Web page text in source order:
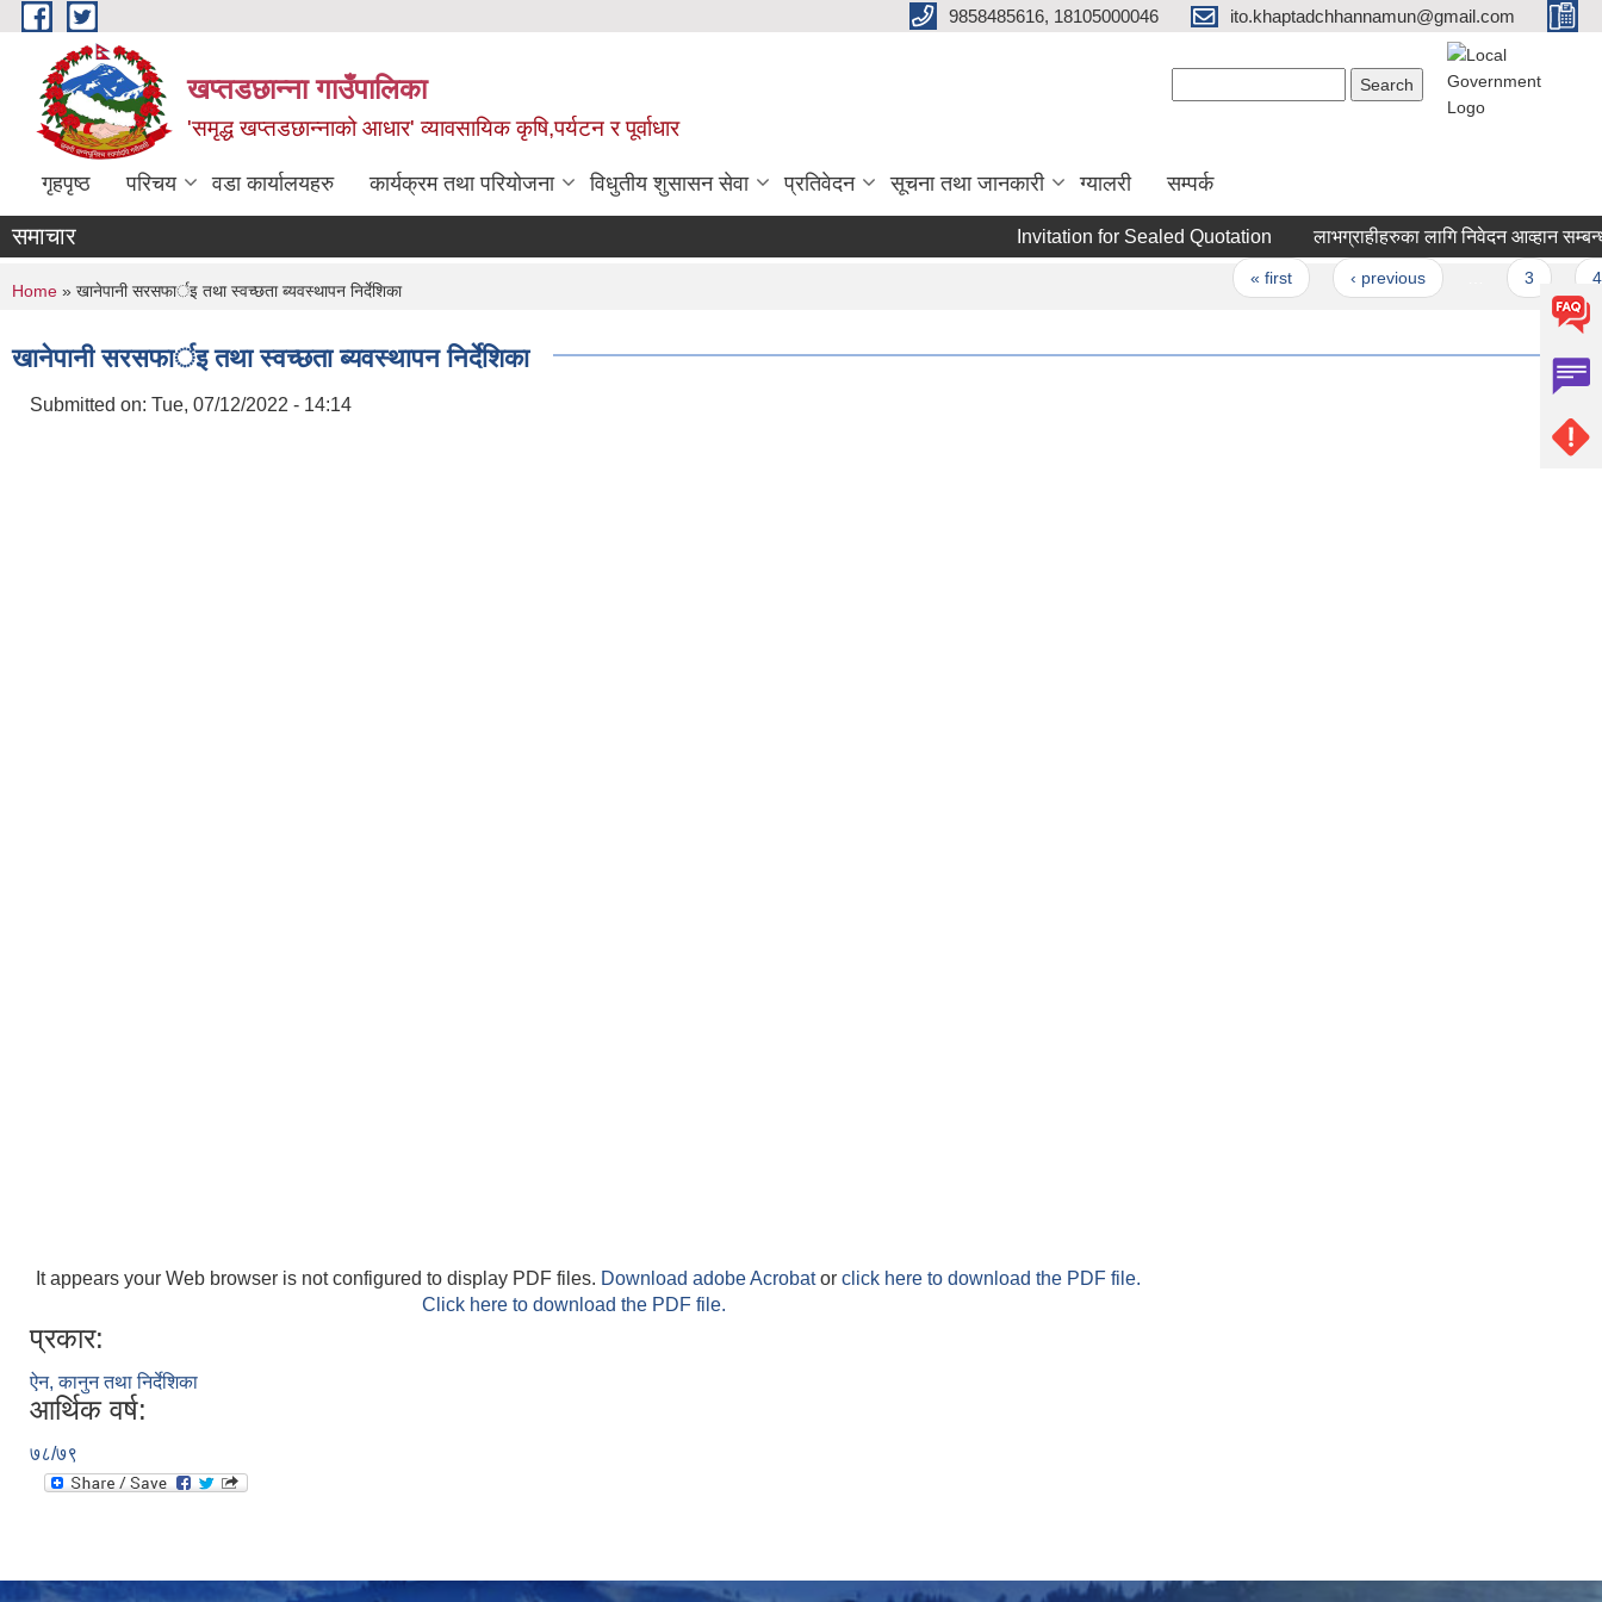
Skip to main content 9858485616, 18105000046 ito.khaptadchhannamun@gmail.com
खप्तडछान्ना गाउँपालिका
'समृद्ध खप्तडछान्नाको आधार' व्यावसायिक कृषि,पर्यटन र पूर्वाधार
गृहपृष्ठ परिचय वडा कार्यालयहरु कार्यक्रम तथा परियोजना विधुतीय शुसासन सेवा प्रतिवेदन सूचना तथा जानकारी ग्यालरी सम्पर्क
समाचार Invitation for Sealed Quotation लाभग्राहीहरुका लागि निवेदन आव्हान सम्बन्धी
« first ‹ previous
You are here
Home » खानेपानी सरसफार्इ तथा स्वच्छता ब्यवस्थापन निर्देशिका
खानेपानी सरसफार्इ तथा स्वच्छता ब्यवस्थापन निर्देशिका
Submitted on: Tue, 07/12/2022 - 14:14
It appears your Web browser is not configured to display PDF files. Download adobe Acrobator click here to download the PDF file.
Click here to download the PDF file.
प्रकार:
ऐन, कानुन तथा निर्देशिका
आर्थिक वर्ष:
७८/७९